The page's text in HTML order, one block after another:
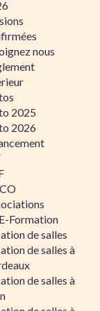
nous
2025
2026
Formation
de salles
de salles à
de salles à